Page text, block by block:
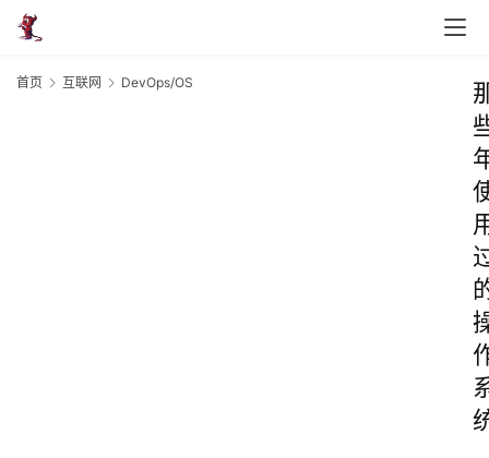
首页 互联网 DevOps/OS